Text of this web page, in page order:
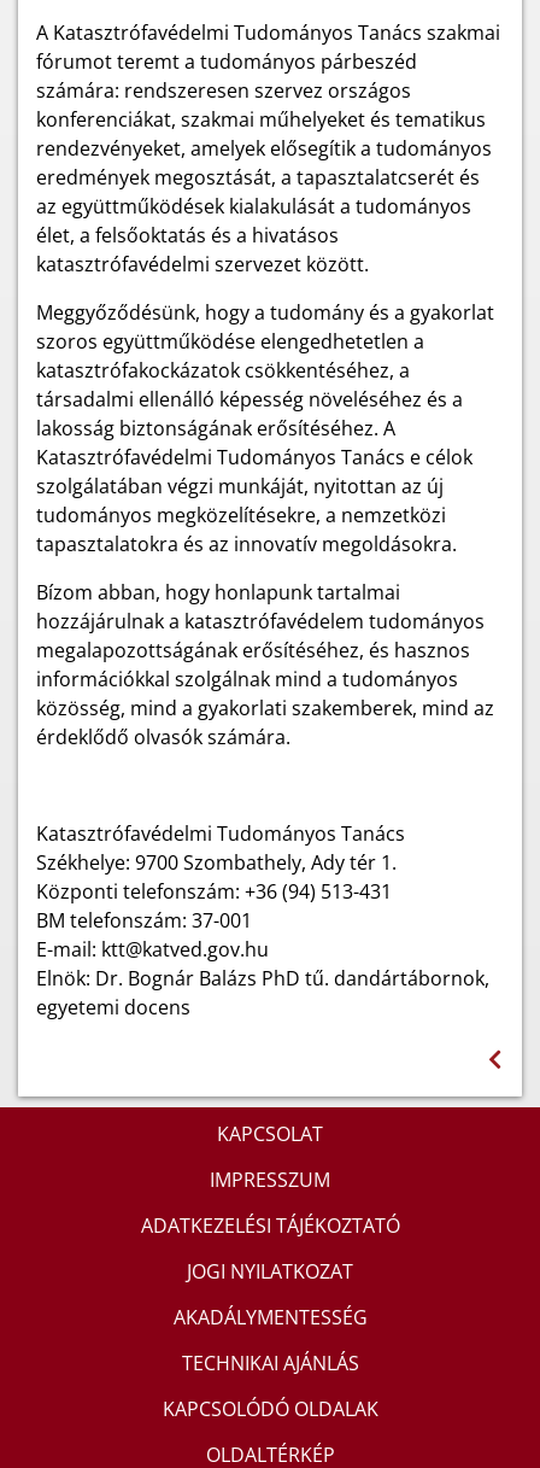
A Katasztrófavédelmi Tudományos Tanács szakmai
fórumot teremt a tudományos párbeszéd
számára: rendszeresen szervez országos
konferenciákat, szakmai műhelyeket és tematikus
rendezvényeket, amelyek elősegítik a tudományos
eredmények megosztását, a tapasztalatcserét és
az együttműködések kialakulását a tudományos
élet, a felsőoktatás és a hivatásos
katasztrófavédelmi szervezet között.
Meggyőződésünk, hogy a tudomány és a gyakorlat
szoros együttműködése elengedhetetlen a
katasztrófakockázatok csökkentéséhez, a
társadalmi ellenálló képesség növeléséhez és a
lakosság biztonságának erősítéséhez. A
Katasztrófavédelmi Tudományos Tanács e célok
szolgálatában végzi munkáját, nyitottan az új
tudományos megközelítésekre, a nemzetközi
tapasztalatokra és az innovatív megoldásokra.
Bízom abban, hogy honlapunk tartalmai
hozzájárulnak a katasztrófavédelem tudományos
megalapozottságának erősítéséhez, és hasznos
információkkal szolgálnak mind a tudományos
közösség, mind a gyakorlati szakemberek, mind az
érdeklődő olvasók számára.
Katasztrófavédelmi Tudományos Tanács
Székhelye: 9700 Szombathely, Ady tér 1.
Központi telefonszám: +36 (94) 513-431
BM telefonszám: 37-001
E-mail: ktt@katved.gov.hu
Elnök: Dr. Bognár Balázs PhD tű. dandártábornok,
egyetemi docens
KAPCSOLAT
IMPRESSZUM
ADATKEZELÉSI TÁJÉKOZTATÓ
JOGI NYILATKOZAT
AKADÁLYMENTESSÉG
TECHNIKAI AJÁNLÁS
KAPCSOLÓDÓ OLDALAK
OLDALTÉRKÉP